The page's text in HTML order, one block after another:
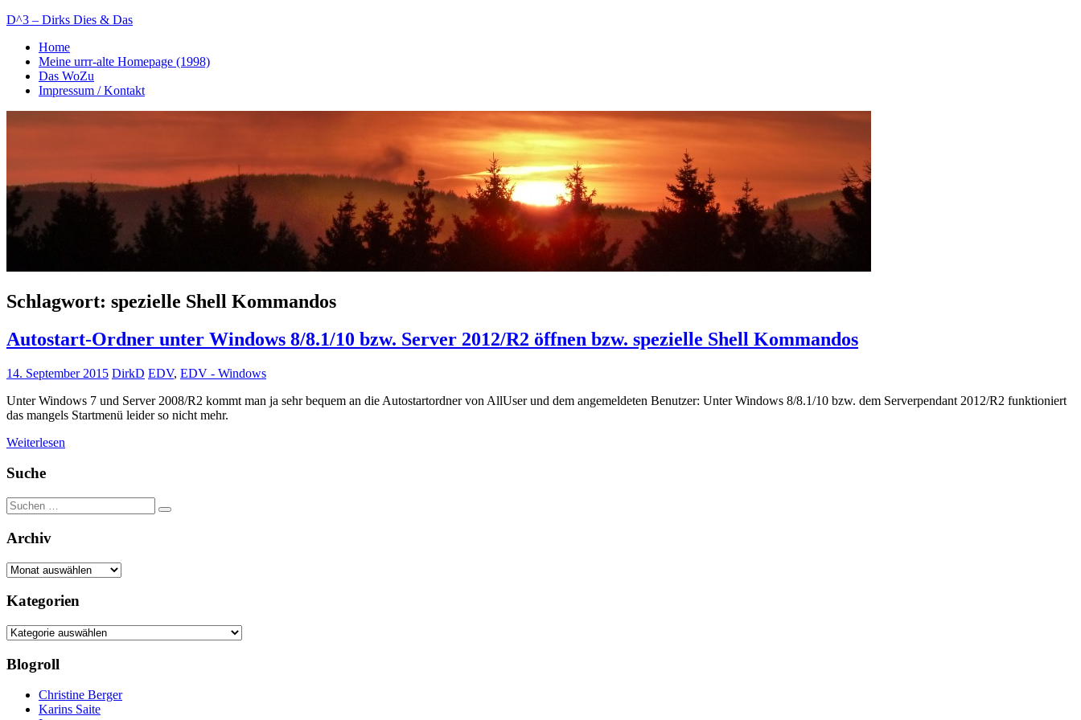
Zum
springen
D^3 – Dirks Dies & Das
Mein
Notizblog
Home
Meine urrr-alte Homepage (1998)
Das WoZu
Impressum / Kontakt
Schlagwort: spezielle Shell Kommandos
Autostart-Ordner unter Windows 8/8.1/10 bzw. Server 2012/R2 öffnen bzw. spezielle Shell Kommandos
14. September 2015 DirkD EDV, EDV - Windows
Unter Windows 7 und Server 2008/R2 kommt man ja sehr bequem an die Autostartordner von AllUser und dem angemeldeten Benutzer: Unter Windows 8/8.1/10 bzw. dem Serverpendant 2012/R2 funktioniert
das mangels Startmenü leider so nicht mehr.
Weiterlesen
Suche
Suchen
nach:
Suchen
Archiv
Archiv
Kategorien
Kategorien
Blogroll
Christine Berger
Karins Saite